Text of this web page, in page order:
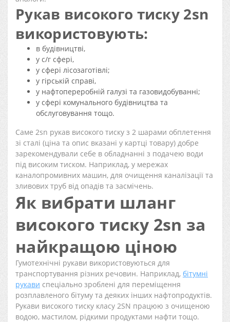
Рукав високого тиску 2sn
використовують:
в будівництві,
у с/г сфері,
у сфері лісозаготівлі;
у гірській справі,
у нафтопереробній галузі та газовидобуванні;
у сфері комунального будівництва та
обслуговування тощо.
Саме 2sn рукав високого тиску з 2 шарами обплетення
зі сталі (ціна та опис вказані у картці товару) добре
зарекомендували себе в обладнанні з подачею води
під високим тиском. Наприклад, у мережах
каналопромивних машин, для очищення каналізації та
зливових труб від опадів та засмічень.
Як вибрати шланг
високого тиску 2sn за
найкращою ціною
Гумотехнічні рукави використовуються для
транспортування різних речовин. Наприклад, бітумні
рукави спеціально зроблені для переміщення
розплавленого бітуму та деяких інших нафтопродуктів.
Рукави високого тиску класу 2SN працюю з очищеною
водою, мастилом, рідкими продуктами нафти тощо.